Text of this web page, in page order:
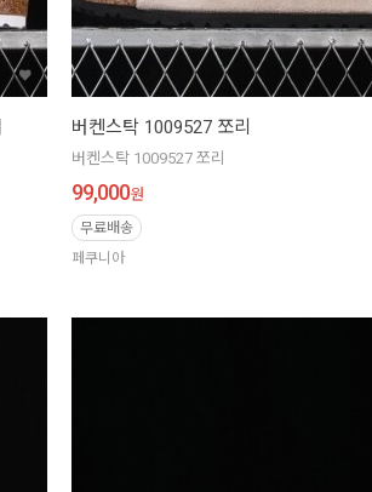
버켄스탁 1009527 쪼리
버켄스탁 1009527 쪼리
99,000원
무료배송
페쿠니아